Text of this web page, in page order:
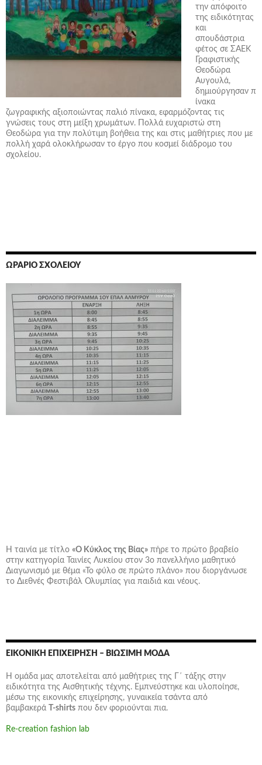
την απόφοιτο
της ειδικότητας
και
σπουδάστρια
φέτος σε ΣΑΕΚ
Γραφιστικής
Θεοδώρα
Αυγουλά,
δημιούργησαν π
ίνακα
ζωγραφικής αξιοποιώντας παλιό πίνακα, εφαρμόζοντας τις
γνώσεις τους στη μείξη χρωμάτων. Πολλά ευχαριστώ στη
Θεοδώρα για την πολύτιμη βοήθεια της και στις μαθήτριες που με
πολλή χαρά ολοκλήρωσαν το έργο που κοσμεί διάδρομο του
σχολείου.
ΩΡΆΡΙΟ ΣΧΟΛΕΊΟΥ
Η ταινία με τίτλο «Ο Κύκλος της Βίας» πήρε το πρώτο βραβείο
στην κατηγορία Ταινίες Λυκείου στον 3ο πανελλήνιο μαθητικό
Διαγωνισμό με θέμα «Το φύλο σε πρώτο πλάνο» που διοργάνωσε
το Διεθνές Φεστιβάλ Ολυμπίας για παιδιά και νέους.
ΕΙΚΟΝΙΚΉ ΕΠΙΧΕΊΡΗΣΗ – ΒΙΏΣΙΜΗ ΜΌΔΑ
Η ομάδα μας αποτελείται από μαθήτριες της Γ΄ τάξης στην
ειδικότητα της Αισθητικής τέχνης. Εμπνεύστηκε και υλοποίησε,
μέσω της εικονικής επιχείρησης, γυναικεία τσάντα από
βαμβακερά
T-shirts που δεν φοριούνται πια.
Re-creation fashion lab